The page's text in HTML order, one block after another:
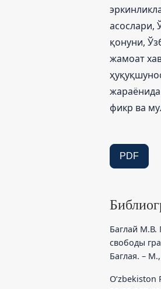
асослари,
қонуни,
жамоат
фикр ва
PDF
Баглай М.В.
свободы
Баглая. –